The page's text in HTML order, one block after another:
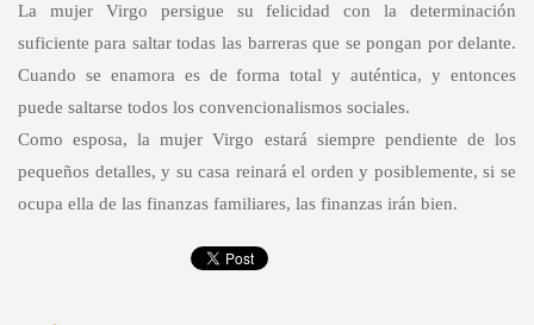
La mujer Virgo persigue su felicidad con la determinación
suficiente para saltar todas las barreras que se pongan por delante.
Cuando se enamora es de forma total y auténtica, y entonces
puede saltarse todos los convencionalismos sociales.
Como esposa, la mujer Virgo estará siempre pendiente de los
pequeños detalles, y su casa reinará el orden y posiblemente, si se
ocupa ella de las finanzas familiares, las finanzas irán bien.